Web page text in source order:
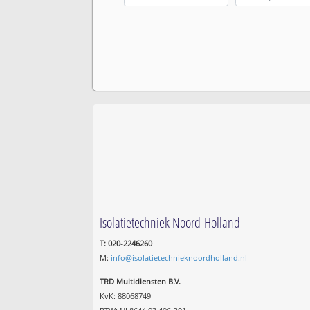
Isolatietechniek Noord-Holland
T: 020-2246260
M: info@isolatietechnieknoordholland.nl
TRD Multidiensten B.V.
KvK: 88068749